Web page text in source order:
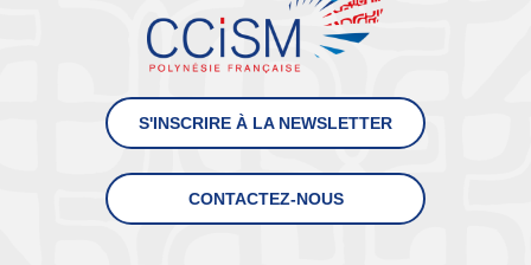
S'INSCRIRE À LA NEWSLETTER
CONTACTEZ-NOUS